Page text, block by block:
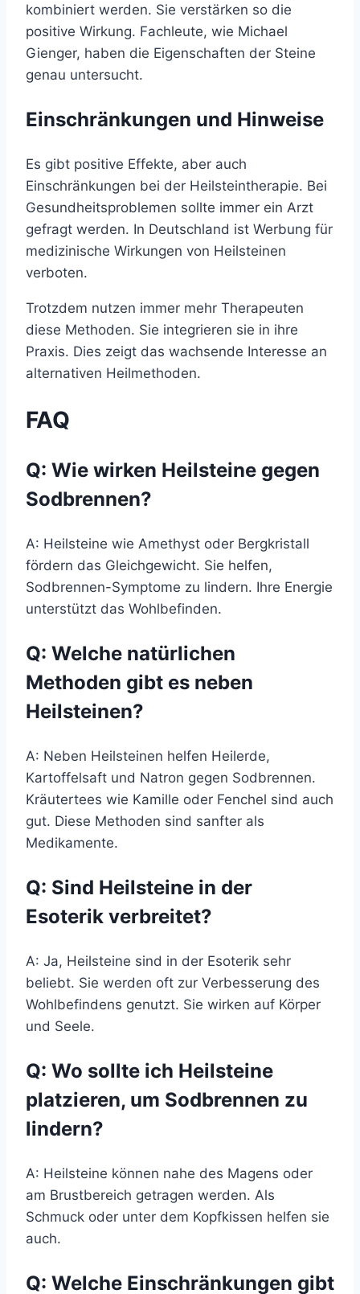
kombiniert werden. Sie verstärken so die
positive Wirkung. Fachleute, wie Michael
Gienger, haben die Eigenschaften der Steine
genau untersucht.
Einschränkungen und Hinweise
Es gibt positive Effekte, aber auch
Einschränkungen bei der Heilsteintherapie. Bei
Gesundheitsproblemen sollte immer ein Arzt
gefragt werden. In Deutschland ist Werbung für
medizinische Wirkungen von Heilsteinen
verboten.
Trotzdem nutzen immer mehr Therapeuten
diese Methoden. Sie integrieren sie in ihre
Praxis. Dies zeigt das wachsende Interesse an
alternativen Heilmethoden.
FAQ
Q: Wie wirken Heilsteine gegen
Sodbrennen?
A: Heilsteine wie Amethyst oder Bergkristall
fördern das Gleichgewicht. Sie helfen,
Sodbrennen-Symptome zu lindern. Ihre Energie
unterstützt das Wohlbefinden.
Q: Welche natürlichen
Methoden gibt es neben
Heilsteinen?
A: Neben Heilsteinen helfen Heilerde,
Kartoffelsaft und Natron gegen Sodbrennen.
Kräutertees wie Kamille oder Fenchel sind auch
gut. Diese Methoden sind sanfter als
Medikamente.
Q: Sind Heilsteine in der
Esoterik verbreitet?
A: Ja, Heilsteine sind in der Esoterik sehr
beliebt. Sie werden oft zur Verbesserung des
Wohlbefindens genutzt. Sie wirken auf Körper
und Seele.
Q: Wo sollte ich Heilsteine
platzieren, um Sodbrennen zu
lindern?
A: Heilsteine können nahe des Magens oder
am Brustbereich getragen werden. Als
Schmuck oder unter dem Kopfkissen helfen sie
auch.
Q: Welche Einschränkungen gibt